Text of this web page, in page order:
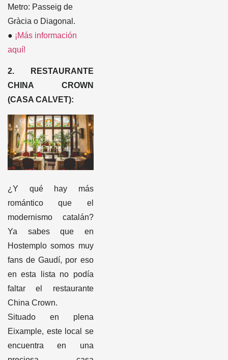
Metro: Passeig de
Gràcia o Diagonal.
● ¡Más información
aquí!
2. RESTAURANTE
CHINA CROWN
(CASA CALVET):
¿Y qué hay más
romántico que el
modernismo catalán?
Ya sabes que en
Hostemplo somos muy
fans de Gaudí, por eso
en esta lista no podía
faltar el restaurante
China Crown.
Situado en plena
Eixample, este local se
encuentra en una